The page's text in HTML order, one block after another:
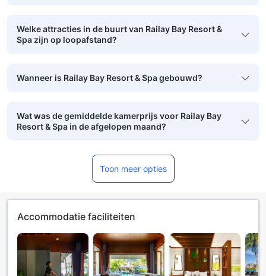
Welke attracties in de buurt van Railay Bay Resort &
Spa zijn op loopafstand?
Wanneer is Railay Bay Resort & Spa gebouwd?
Wat was de gemiddelde kamerprijs voor Railay Bay
Resort & Spa in de afgelopen maand?
Toon meer opties
Accommodatie faciliteiten